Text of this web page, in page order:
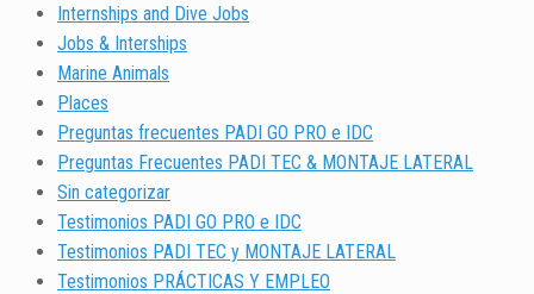
Internships and Dive Jobs
Jobs & Interships
Marine Animals
Places
Preguntas frecuentes PADI GO PRO e IDC
Preguntas Frecuentes PADI TEC & MONTAJE LATERAL
Sin categorizar
Testimonios PADI GO PRO e IDC
Testimonios PADI TEC y MONTAJE LATERAL
Testimonios PRÁCTICAS Y EMPLEO